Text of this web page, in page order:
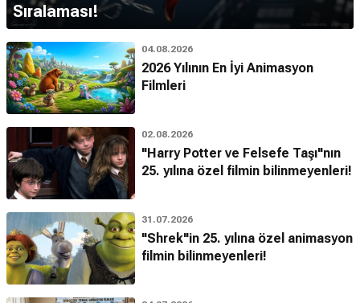
Sıralaması!
04.08.2026
2026 Yılının En İyi Animasyon
Filmleri
02.08.2026
"Harry Potter ve Felsefe Taşı"nın
25. yılına özel filmin bilinmeyenleri!
31.07.2026
"Shrek"in 25. yılına özel animasyon
filmin bilinmeyenleri!